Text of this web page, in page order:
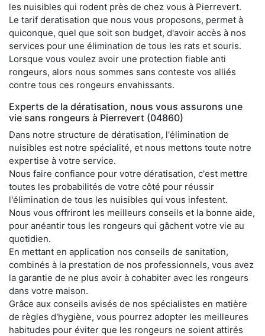
les nuisibles qui rodent près de chez vous à Pierrevert.
Le tarif deratisation que nous vous proposons, permet à
quiconque, quel que soit son budget, d'avoir accès à nos
services pour une élimination de tous les rats et souris.
Lorsque vous voulez avoir une protection fiable anti
rongeurs, alors nous sommes sans conteste vos alliés
contre tous ces rongeurs envahissants.
Experts de la dératisation, nous vous assurons une
vie sans rongeurs à Pierrevert (04860)
Dans notre structure de dératisation, l'élimination de
nuisibles est notre spécialité, et nous mettons toute notre
expertise à votre service.
Nous faire confiance pour votre dératisation, c'est mettre
toutes les probabilités de votre côté pour réussir
l'élimination de tous les nuisibles qui vous infestent.
Nous vous offriront les meilleurs conseils et la bonne aide,
pour anéantir tous les rongeurs qui gâchent votre vie au
quotidien.
En mettant en application nos conseils de sanitation,
combinés à la prestation de nos professionnels, vous avez
la garantie de ne plus avoir à cohabiter avec les rongeurs
dans votre maison.
Grâce aux conseils avisés de nos spécialistes en matière
de règles d'hygiène, vous pourrez adopter les meilleures
habitudes pour éviter que les rongeurs ne soient attirés